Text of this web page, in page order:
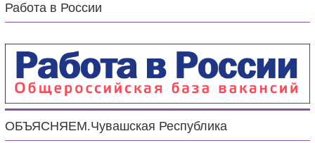
Работа в России
ОБЪЯСНЯЕМ.Чувашская Республика